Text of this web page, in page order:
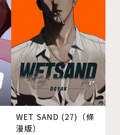
WET SAND (27)（條
漫版）